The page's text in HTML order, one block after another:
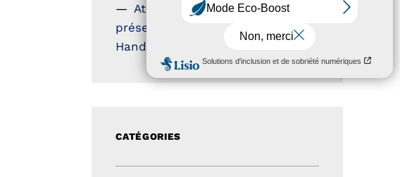
Atout France – flyer
présentation label Tourisme &
Handicap
CATÉGORIES